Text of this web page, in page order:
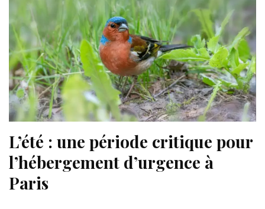
L’été : une période critique pour
l’hébergement d’urgence à
Paris